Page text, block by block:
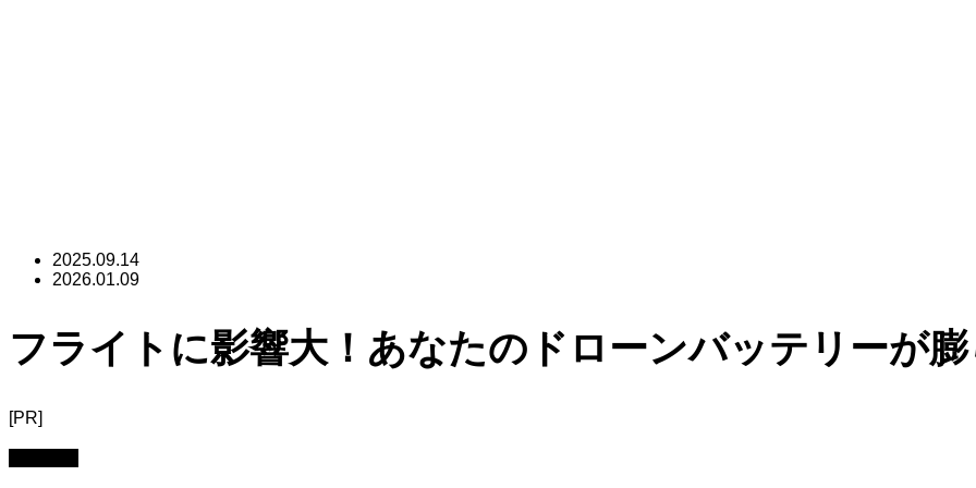
2025.09.14
2026.01.09
フライトに影響大！あなたのドローンバッテリーが
[PR]